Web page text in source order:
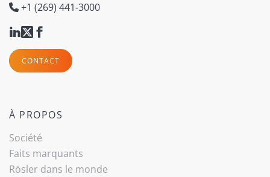
+1 (269) 441-3000
CONTACT
À PROPOS
Société
Faits marquants
Rösler dans le monde